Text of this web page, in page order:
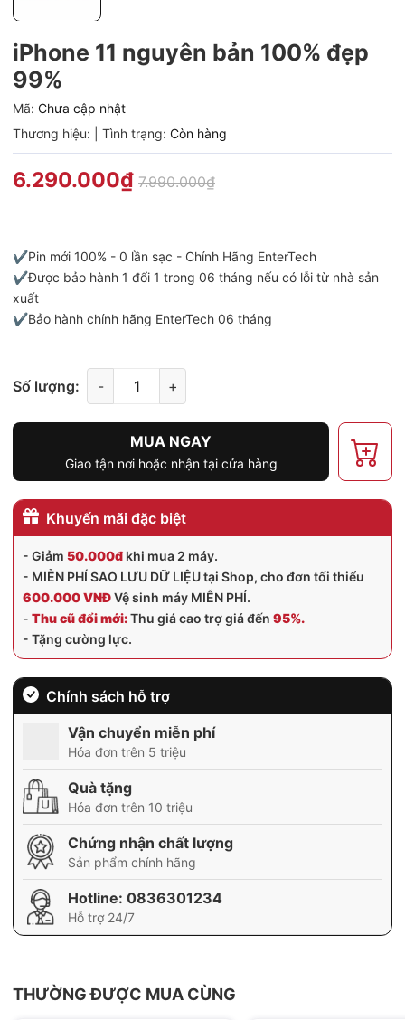
iPhone 11 nguyên bản 100% đẹp
99%
Mã: Chưa cập nhật
Thương hiệu:
Tình trạng: Còn hàng
6.290.000₫ 7.990.000₫
✔️Pin mới 100% - 0 lần sạc - Chính Hãng EnterTech
✔️Được bảo hành 1 đổi 1 trong 06 tháng nếu có lỗi từ nhà sản
xuất
✔️Bảo hành chính hãng EnterTech 06 tháng
Số lượng: - +
MUA NGAY
Giao tận nơi hoặc nhận tại cửa hàng
Khuyến mãi đặc biệt
- Giảm 50.000đ khi mua 2 máy.
- MIỄN PHÍ SAO LƯU DỮ LIỆU tại Shop, cho đơn tối thiểu
600.000 VNĐVệ sinh máy MIỄN PHÍ.
- Thu cũ đổi mới:Thu giá cao trợ giá đến 95%.
- Tặng cường lực.
Chính sách hỗ trợ
Vận chuyển miễn phí
Hóa đơn trên 5 triệu
Quà tặng
Hóa đơn trên 10 triệu
Chứng nhận chất lượng
Sản phẩm chính hãng
Hotline: 0836301234
Hỗ trợ 24/7
THƯỜNG ĐƯỢC MUA CÙNG
BH 12 tháng